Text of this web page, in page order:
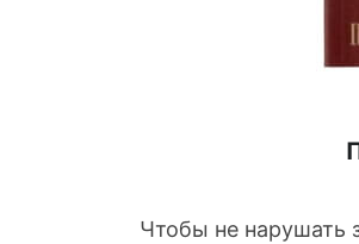
Чтобы не нарушать